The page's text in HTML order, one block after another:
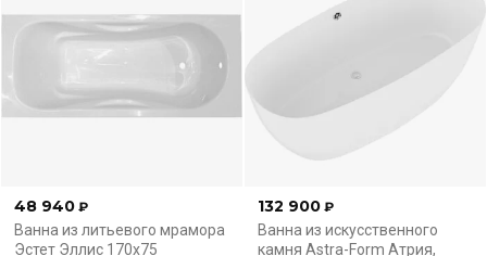
48 940 ₽
Ванна из литьевого мрамора
Эстет Эллис 170x75
132 900 ₽
Ванна из искусственного
камня Astra-Form Атрия,